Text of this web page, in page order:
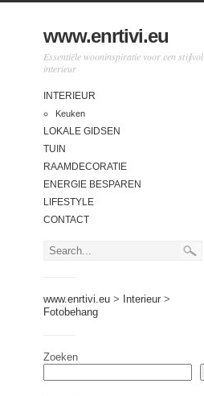
www.enrtivi.eu
Essentiële wooninspiratie voor een stijlvol
interieur
INTERIEUR
Keuken
LOKALE GIDSEN
TUIN
RAAMDECORATIE
ENERGIE BESPAREN
LIFESTYLE
CONTACT
www.enrtivi.eu > Interieur >
Fotobehang
Zoeken